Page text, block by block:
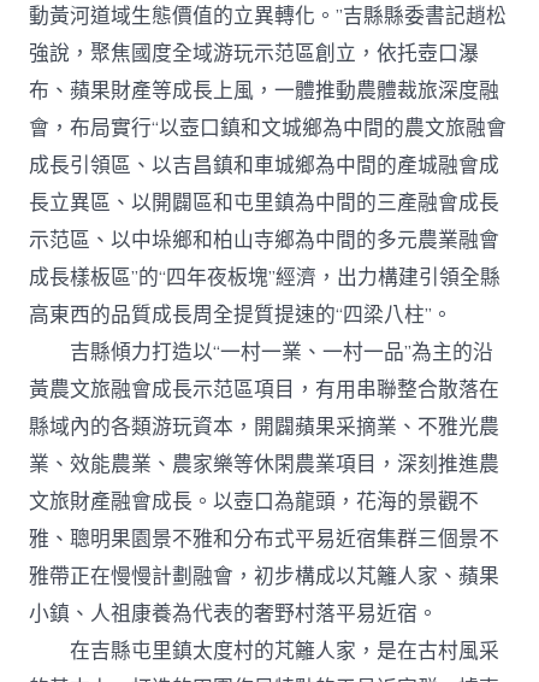
動黃河道域生態價值的立異轉化。”吉縣縣委書記趙松
強說，聚焦國度全域游玩示范區創立，依托壺口瀑
布、蘋果財產等成長上風，一體推動農體裁旅深度融
會，布局實行“以壺口鎮和文城鄉為中間的農文旅融會
成長引領區、以吉昌鎮和車城鄉為中間的產城融會成
長立異區、以開闢區和屯里鎮為中間的三產融會成長
示范區、以中垛鄉和柏山寺鄉為中間的多元農業融會
成長樣板區”的“四年夜板塊”經濟，出力構建引領全縣
高東西的品質成長周全提質提速的“四梁八柱”。
吉縣傾力打造以“一村一業、一村一品”為主的沿
黃農文旅融會成長示范區項目，有用串聯整合散落在
縣域內的各類游玩資本，開闢蘋果采摘業、不雅光農
業、效能農業、農家樂等休閑農業項目，深刻推進農
文旅財產融會成長。以壺口為龍頭，花海的景觀不
雅、聰明果園景不雅和分布式平易近宿集群三個景不
雅帶正在慢慢計劃融會，初步構成以芃籬人家、蘋果
小鎮、人祖康養為代表的奢野村落平易近宿。
在吉縣屯里鎮太度村的芃籬人家，是在古村風采